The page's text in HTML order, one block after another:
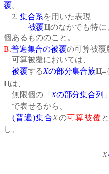
覆。
2. 集合系を用いた表現
被覆Цのなかでも特に
個あるもののこと。
B.普遍集合の被覆の可算被覆
可算被覆においては、
被覆するXの部分集合族Ц={
Цは、
無限個の「 Xの部分集合列 」
で表せるから、
(普遍)集合Xの可算被覆
し、
X